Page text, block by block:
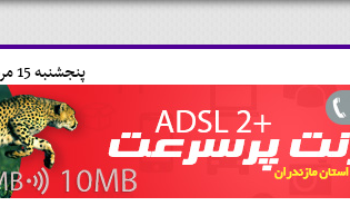
پنجشنبه 15 مرداد 1405-21:6-